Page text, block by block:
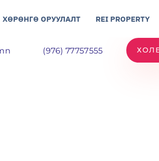
ХӨРӨНГӨ ОРУУЛАЛТ REI PROPERTY
(976) 77757555